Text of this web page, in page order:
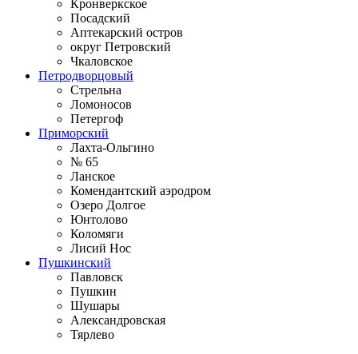
Кронверкское
Посадский
Аптекарский остров
округ Петровский
Чкаловское
Петродворцовый
Стрельна
Ломоносов
Петергоф
Приморский
Лахта-Ольгино
№ 65
Ланское
Комендантский аэродром
Озеро Долгое
Юнтолово
Коломяги
Лисий Нос
Пушкинский
Павловск
Пушкин
Шушары
Александровская
Тярлево